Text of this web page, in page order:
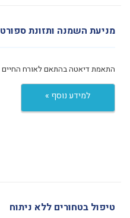
מניעת השמנה ותזונת ספורט
התאמת דיאטה בהתאם לאורח החיים
למידע נוסף »
טיפול בטחורים ללא ניתוח